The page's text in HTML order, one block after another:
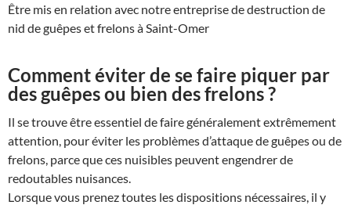
Être mis en relation avec notre entreprise de destruction de
nid de guêpes et frelons à Saint-Omer
Comment éviter de se faire piquer par
des guêpes ou bien des frelons ?
Il se trouve être essentiel de faire généralement extrêmement
attention, pour éviter les problèmes d’attaque de guêpes ou de
frelons, parce que ces nuisibles peuvent engendrer de
redoutables nuisances.
Lorsque vous prenez toutes les dispositions nécessaires, il y